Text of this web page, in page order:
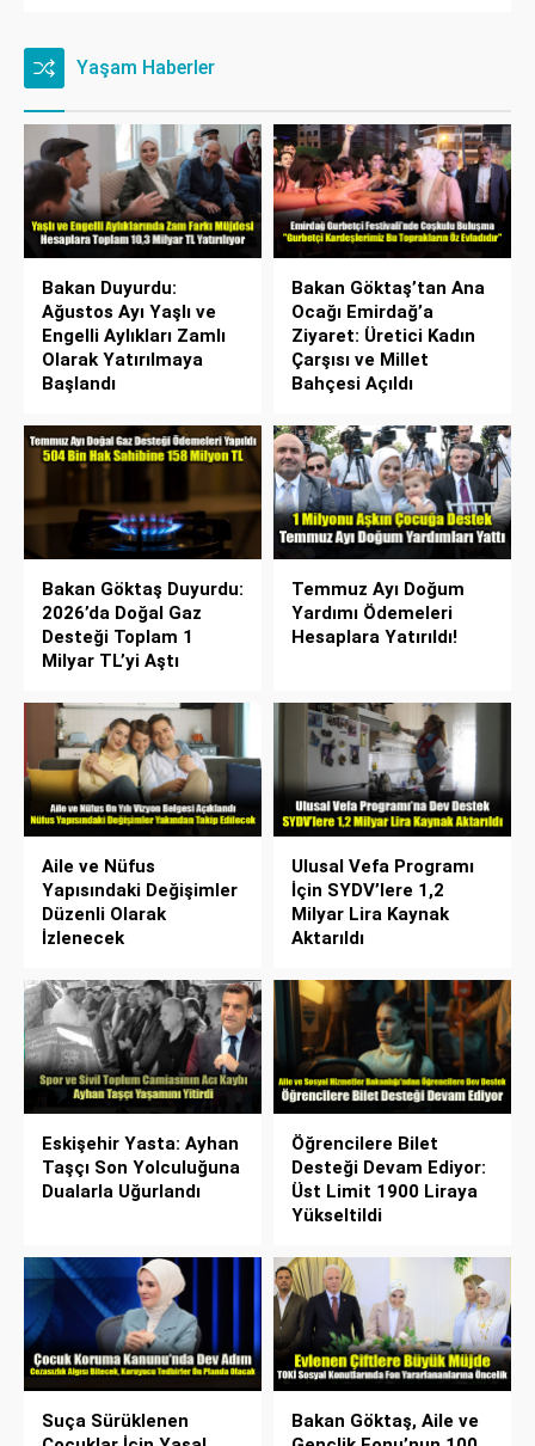
Yaşam Haberler
Bakan Duyurdu:
Ağustos Ayı Yaşlı ve
Engelli Aylıkları Zamlı
Olarak Yatırılmaya
Başlandı
Bakan Göktaş’tan Ana
Ocağı Emirdağ’a
Ziyaret: Üretici Kadın
Çarşısı ve Millet
Bahçesi Açıldı
Bakan Göktaş Duyurdu:
2026’da Doğal Gaz
Desteği Toplam 1
Milyar TL’yi Aştı
Temmuz Ayı Doğum
Yardımı Ödemeleri
Hesaplara Yatırıldı!
Aile ve Nüfus
Yapısındaki Değişimler
Düzenli Olarak
İzlenecek
Ulusal Vefa Programı
İçin SYDV’lere 1,2
Milyar Lira Kaynak
Aktarıldı
Eskişehir Yasta: Ayhan
Taşçı Son Yolculuğuna
Dualarla Uğurlandı
Öğrencilere Bilet
Desteği Devam Ediyor:
Üst Limit 1900 Liraya
Yükseltildi
Suça Sürüklenen
Bakan Göktaş, Aile ve